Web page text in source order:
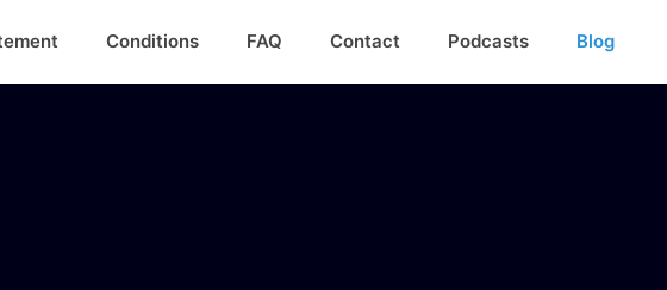
Conditions FAQ Contact Podcasts Blog